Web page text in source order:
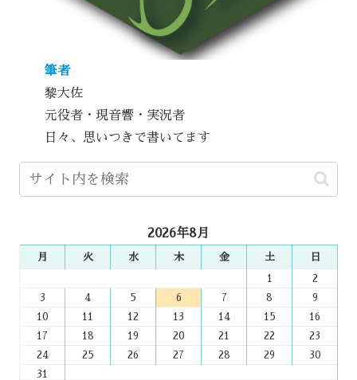
筆者
黎大佐
元役者・現音響・実況者
日々、思いつきで書いてます
2026年8月
月 火 水 木 金 土 日
1
2
3
4 5 6 7 8
9
10
11 12 13 14 15
16
17
18 19 20 21 22
23
24
25 26 27 28 29
30
31